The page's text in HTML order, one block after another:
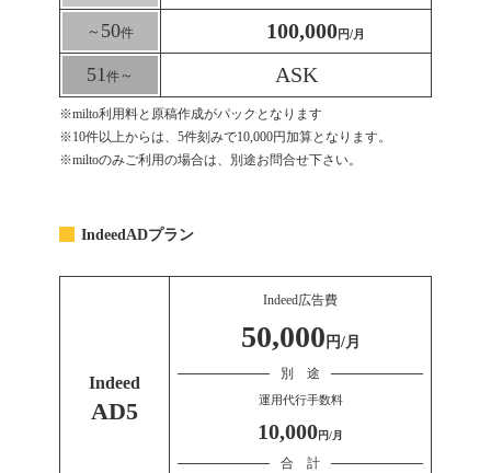
～ 50件 100,000円/月
51件 ～ ASK
※milto利用料と原稿作成がパックとなります
※10件以上からは、5件刻みで10,000円加算となります。
※miltoのみご利用の場合は、別途お問合せ下さい。
IndeedADプラン
Indeed
AD5
Indeed広告費
50,000 円/月
別 途
運用代行手数料
10,000円/月
合 計